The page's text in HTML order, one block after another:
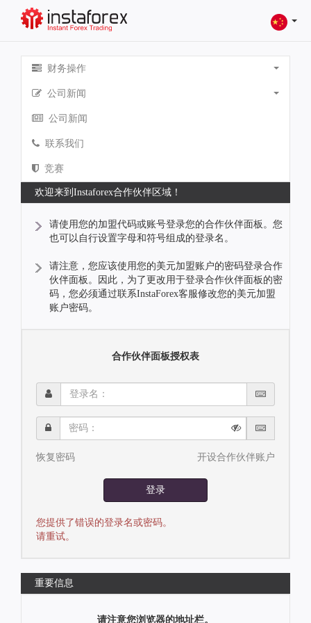
财务操作
公司新闻
公司新闻
联系我们
竞赛
欢迎来到Instaforex合作伙伴区域！
请使用您的加盟代码或账号登录您的合作伙伴面板。您
也可以自行设置字母和符号组成的登录名。
请注意，您应该使用您的美元加盟账户的密码登录合作
伙伴面板。因此，为了更改用于登录合作伙伴面板的密
码，您必须通过联系InstaForex客服修改您的美元加盟
账户密码。
合作伙伴面板授权表
录
名：
码：
恢复密码
开设合作伙伴账户
登录
您提供了错误的登录名或密码。
请重试。
重要信息
请注意您浏览器的地址栏。